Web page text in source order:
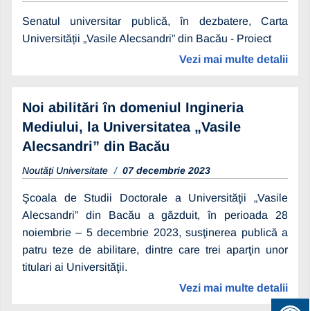
Senatul universitar publică, în dezbatere, Carta
Universității „Vasile Alecsandri” din Bacău - Proiect
Vezi mai multe detalii
Noi abilitări în domeniul Ingineria
Mediului, la Universitatea „Vasile
Alecsandri” din Bacău
Noutăți Universitate 07 decembrie 2023
Şcoala de Studii Doctorale a Universităţii „Vasile
Alecsandri” din Bacău a găzduit, în perioada 28
noiembrie – 5 decembrie 2023, susţinerea publică a
patru teze de abilitare, dintre care trei aparţin unor
titulari ai Universităţii.
Vezi mai multe detalii